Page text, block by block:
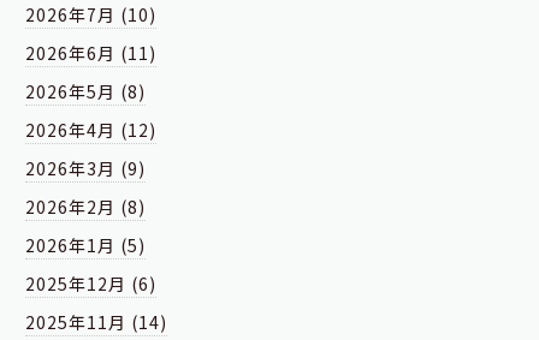
2026年7月 (10)
2026年6月 (11)
2026年5月 (8)
2026年4月 (12)
2026年3月 (9)
2026年2月 (8)
2026年1月 (5)
2025年12月 (6)
2025年11月 (14)